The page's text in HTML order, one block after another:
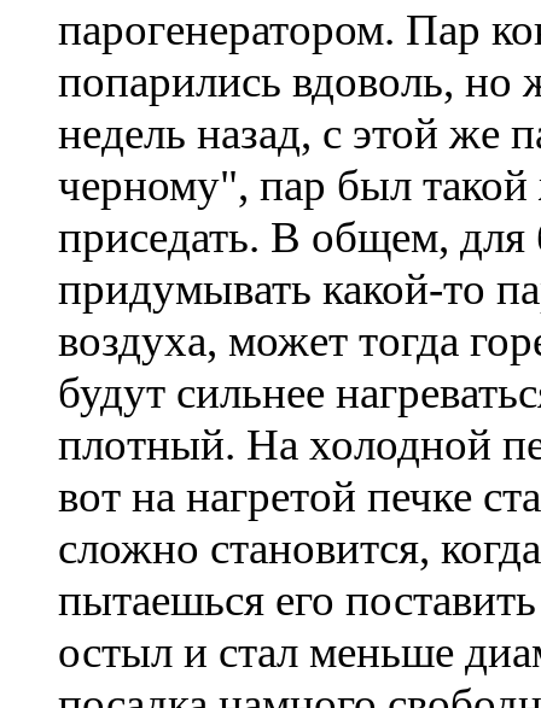
парогенератором. Пар
попарились вдоволь, но
недель назад, с этой же
черному", пар был
приседать. В общем, для
придумывать какой-то
воздуха, может тогда
будут сильнее
плотный. На холодной
вот на нагретой печке
сложно становится,
пытаешься его
остыл и стал меньше